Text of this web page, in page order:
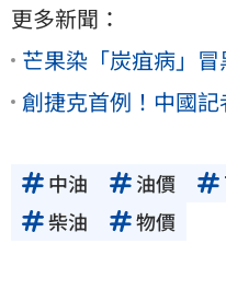
更多新聞：
芒果染「炭疽病」
創捷克首例！中國
中油 油價
柴油
物價